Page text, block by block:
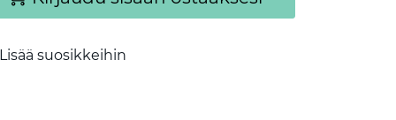
Lisää suosikkeihin